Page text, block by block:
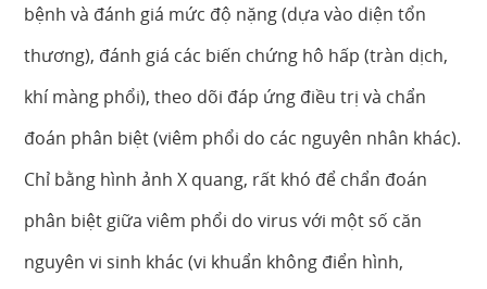
bệnh và đánh giá mức độ nặng (dựa vào diện tổn
thương), đánh giá các biến chứng hô hấp (tràn dịch,
khí màng phổi), theo dõi đáp ứng điều trị và chẩn
đoán phân biệt (viêm phổi do các nguyên nhân khác).
Chỉ bằng hình ảnh X quang, rất khó để chẩn đoán
phân biệt giữa viêm phổi do virus với một số căn
nguyên vi sinh khác (vi khuẩn không điển hình,